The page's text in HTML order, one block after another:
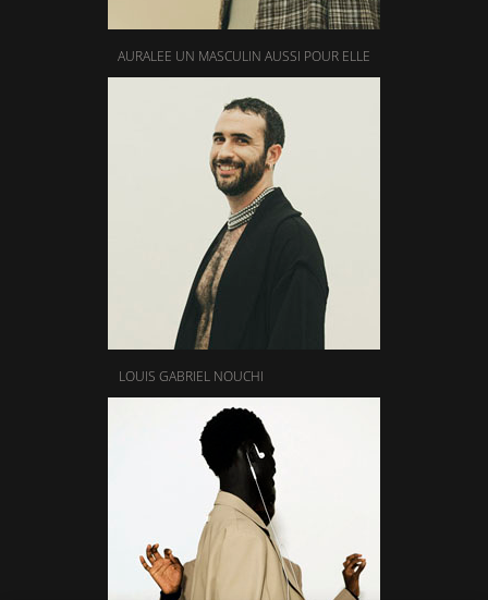
AURALEE UN MASCULIN AUSSI POUR ELLE
LOUIS GABRIEL NOUCHI